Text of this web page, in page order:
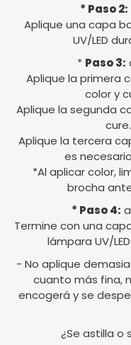
* Paso 2:
Aplique una capa
UV/LED
* Paso 3:
Aplique la primera
color y
Aplique la segunda
Aplique la tercera
es
*Al aplicar color,
brocha
* Paso 4:
Termine con una
lámpara UV/
- No aplique
cuanto más fina,
encogerá y se
¿Se astilla o